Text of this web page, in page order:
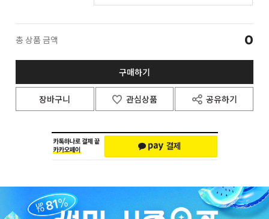
총 상품 금액 0
구매하기
장바구니 관심상품 공유하기